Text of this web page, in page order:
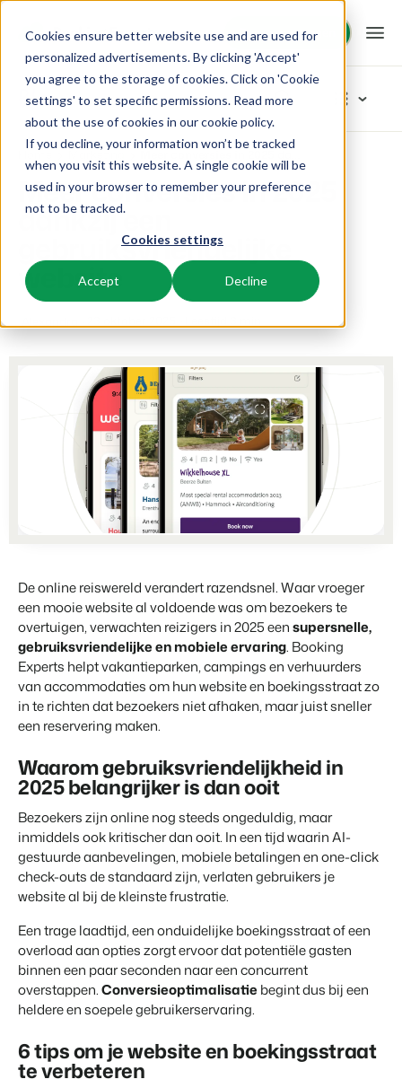
Cookies ensure better website use and are used for
personalized advertisements. By clicking 'Accept'
you agree to the storage of cookies. Click on 'Cookie
settings' to set specific permissions. Read more
about the use of cookies in our cookie policy.
If you decline, your information won’t be tracked
when you visit this website. A single cookie will be
used in your browser to remember your preference
not to be tracked.
Cookies settings
Accept Decline
Demo aanvragen
Demo aanvragen
Platform
BEX PMS
Reserveringssysteem
Beheer alle back office processen.
Adverteer jouw aanbod op een mix van kanalen.
App Store
Integreer jouw favoriete apps en tools.
Business Intelligence
Maak betere keuzes op basis van data.
Eigenaren Management
Bied transparantie aan eigenaren.
Heb je al een website? Integratie is mogelijk.
Overstappen naar BEX
Klaar om te groeien?
BEX CMS
Breng je merk tot leven met onze websitebouwer.
Genereer leads voor jouw verkoopobjecten.
BEX Linguist
Begroet gasten in hun eigen taal.
Marketing
Online Marketing
De krachtige combinatie van branding en performance marketing
Recreatief Vastgoedmarketing
Jouw project uitverkocht in een mum van tijd.
Oplossingen
Booking Experts voor:
Villa's, bungalows, chalets en boomhutten.
Hotelkamers, appartementen, B&Bs en pensions.
Ski-, spa-, duik- en golfresorts.
Campings
Kampeerplaatsen, glamping tenten en caravans.
Concerns & Groepen
Ketens en individuele merken.
Projectontwikkelaars
Vastgoed en nieuwbouwprojecten.
Kleinschalige recreatiebedrijven
Vakantieboerderijen, appartementen en boetiekhotels
Dankzij Booking Experts
kunnen we ons volledig
focussen op gastvrijheid!
Gijs Meerdink
Resources
Kennis
BEX Educate | Pro
Blijven leren, blijven leiden in de recreatie.
BEX Educate | NextGen
Kennis en groei voor de recreatie-expert van de toekomst.
Lees over trends in de sector en krijg tips.
Ervaringen
Ervaringen van onze gebruikers.
Customer Success
Krijg antwoord op jouw vragen.
Developers
Ontwikkel jouw oplossing met onze open API.
Overstappen naar BEX
Partners
Samen transformeren wij de recreatiebranche.
Onboarding
Samen van start. Vandaag nog.
Van thema trainingen tot kennisevents.
Trust Center
Vertrouwen bij Booking Experts
Over ons
Prijzen
Klantverhalen
BEX Overzicht
Voor vakantieparken
Voor campings
Overstappen naar BEX
Blog
Blader in categoriëen
Nieuw
Klaar voor innovatie
Product
Van idee tot oplossing
Team en Cultuur
Tips en werkwijzen
Partnerships
Samen sterker
Uitgelicht
vertrek.
Lees meer
Contact sales Demo aanvragen
Home Marketing
Meer conversies in 2025
dankzij een
gebruiksvriendelijke
website
De online reiswereld verandert razendsnel. Waar vroeger
een mooie website al voldoende was om bezoekers te
overtuigen, verwachten reizigers in 2025 eensupersnelle,
gebruiksvriendelijke en mobiele ervaring. Booking
Experts helpt vakantieparken, campings en verhuurders
van accommodaties om hun website en boekingsstraat zo
in te richten dat bezoekers niet afhaken, maar juist sneller
een reservering maken.
Waarom gebruiksvriendelijkheid in
2025 belangrijker is dan ooit
Bezoekers zijn online nog steeds ongeduldig, maar
inmiddels ook kritischer dan ooit. In een tijd waarin AI-
gestuurde aanbevelingen, mobiele betalingen en one-click
check-outs de standaard zijn, verlaten gebruikers je
website al bij de kleinste frustratie.
Een trage laadtijd, een onduidelijke boekingsstraat of een
overload aan opties zorgt ervoor dat potentiële gasten
binnen een paar seconden naar een concurrent
overstappen.Conversieoptimalisatie begint dus bij een
heldere en soepele gebruikerservaring.
6 tips om je website en boekingsstraat
te verbeteren